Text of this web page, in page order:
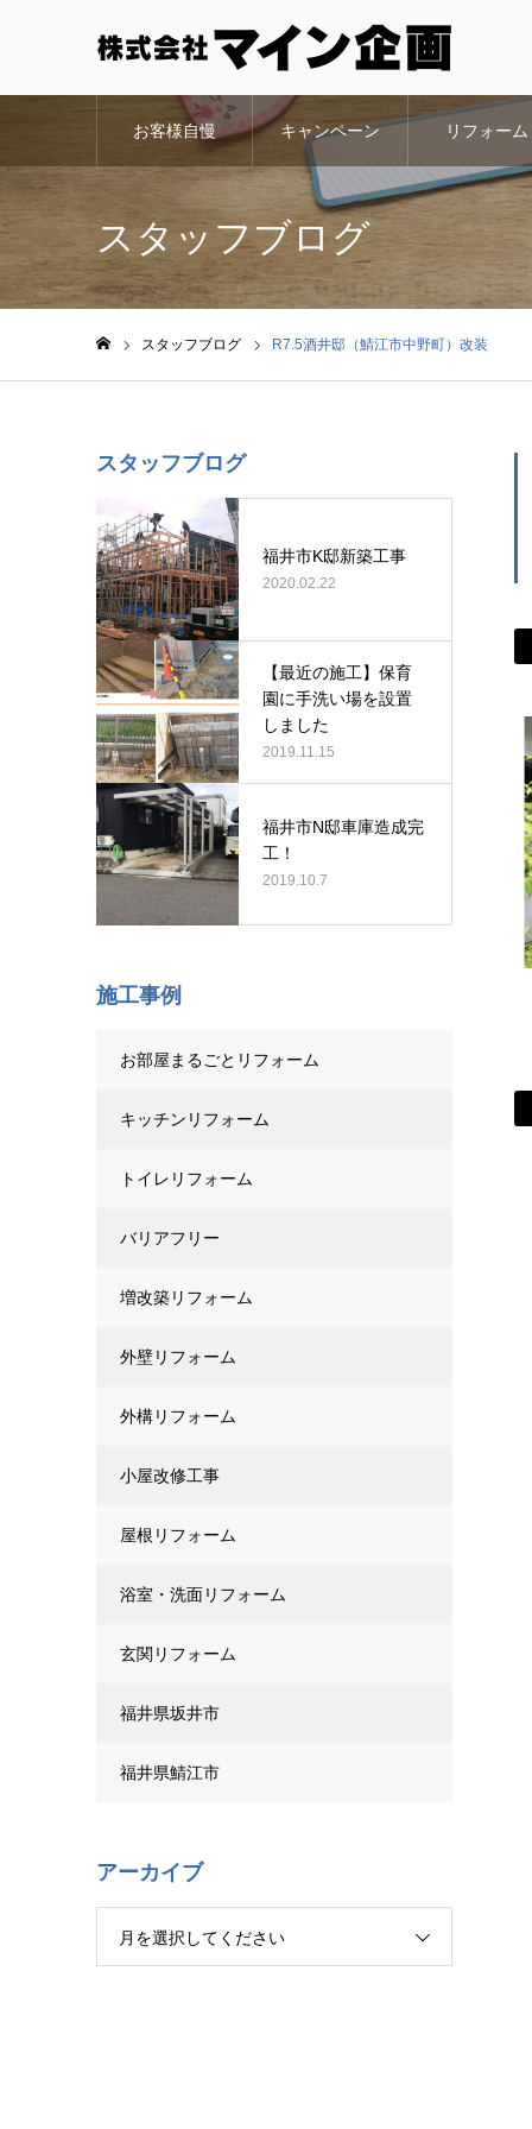
お客様自慢 キャンペーン リフォーム
スタッフブログ
スタッフブログ R7.5酒井邸（鯖江市中野町）改装
スタッフブログ
福井市K邸新築工事
2020.02.22
【最近の施工】保育
園に手洗い場を設置
しました
2019.11.15
福井市N邸車庫造成完
工！
2019.10.7
施工事例
お部屋まるごとリフォーム
キッチンリフォーム
トイレリフォーム
バリアフリー
増改築リフォーム
外壁リフォーム
外構リフォーム
小屋改修工事
屋根リフォーム
浴室・洗面リフォーム
玄関リフォーム
福井県坂井市
福井県鯖江市
アーカイブ
月を選択してください